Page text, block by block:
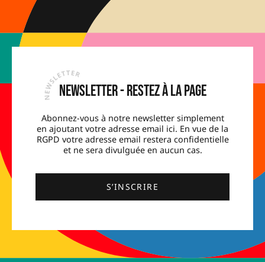
Newsletter - Restez à la page
Abonnez-vous à notre newsletter simplement
en ajoutant votre adresse email ici. En vue de la
RGPD votre adresse email restera confidentielle
et ne sera divulguée en aucun cas.
S’INSCRIRE